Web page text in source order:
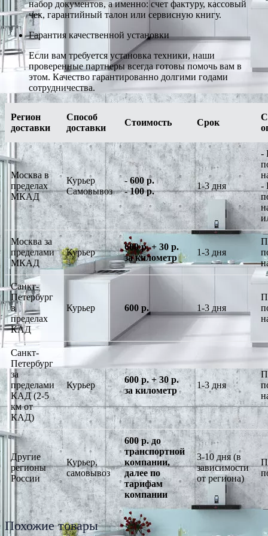
набор документов, а именно: счет фактуру, кассовый
чек, гарантийный талон или сервисную книгу.
Гарантия качественной установки
Если вам требуется установка техники, наши
проверенные партнеры всегда готовы помочь вам в
этом. Качество гарантированно долгими годами
сотрудничества.
Регион
доставки
Способ
доставки
Стоимость Срок
Москва в
пределах
МКАД
Курьер
Самовывоз
-600 р.
-100 р.
1-3 дня
-
-
Москва за
пределами
МКАД
Курьер
600 р. + 30 р.
за километр
1-3 дня
Санкт-
Петербург
в
пределах
КАД
Курьер 600 р. 1-3 дня
Санкт-
Петербург
за
пределами
КАД (2-5
км от
КАД)
Курьер
600 р. + 30 р.
за километр
1-3 дня
Другие
регионы
России
Курьер,
самовывоз
600 р. до
транспортной
компании,
далее по
тарифам
компании
3-10 дня (в
зависимости
от региона)
Похожие товары